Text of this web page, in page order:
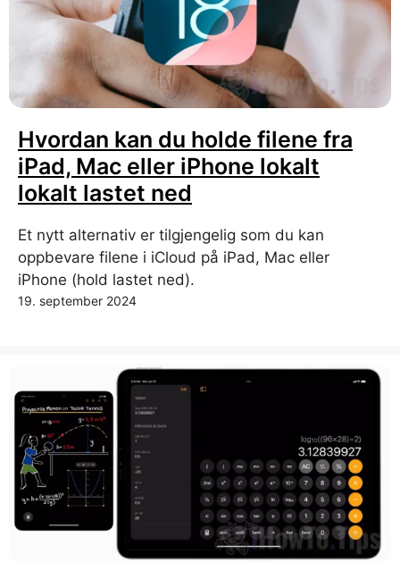
Hvordan kan du holde filene fra
iPad, Mac eller iPhone lokalt
lokalt lastet ned
Et nytt alternativ er tilgjengelig som du kan
oppbevare filene i iCloud på iPad, Mac eller
iPhone (hold lastet ned).
19. september 2024